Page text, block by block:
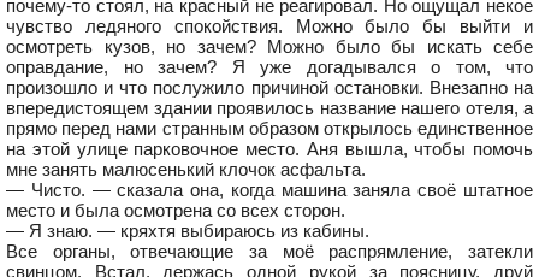
почему-то стоял, на красный не реагировал. Но ощущал некое
чувство ледяного спокойствия. Можно было бы выйти и
осмотреть кузов, но зачем? Можно было бы искать себе
оправдание, но зачем? Я уже догадывался о том, что
произошло и что послужило причиной остановки. Внезапно на
впередистоящем здании проявилось название нашего отеля, а
прямо перед нами странным образом открылось единственное
на этой улице парковочное место. Аня вышла, чтобы помочь
мне занять малюсенький клочок асфальта.
— Чисто. — сказала она, когда машина заняла своё штатное
место и была осмотрена со всех сторон.
— Я знаю. — кряхтя выбираюсь из кабины.
Все органы, отвечающие за моё распрямление, затекли
свинцом. Встал, держась одной рукой за поясницу, друй